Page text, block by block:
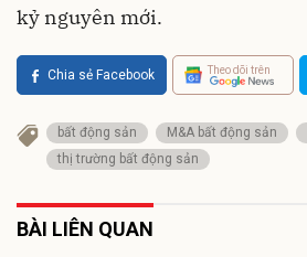
kỷ nguyên mới.
Chia sẻ Facebook Theo dõi trên
bất động sản M&A bất động sản
thị trường bất động sản
BÀI LIÊN QUAN